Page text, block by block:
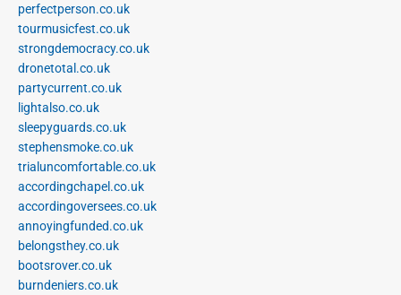
perfectperson.co.uk
tourmusicfest.co.uk
strongdemocracy.co.uk
dronetotal.co.uk
partycurrent.co.uk
lightalso.co.uk
sleepyguards.co.uk
stephensmoke.co.uk
trialuncomfortable.co.uk
accordingchapel.co.uk
accordingoversees.co.uk
annoyingfunded.co.uk
belongsthey.co.uk
bootsrover.co.uk
burndeniers.co.uk